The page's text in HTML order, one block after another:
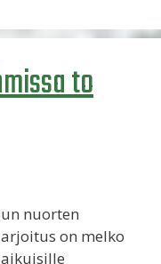
to
nuorten
on melko